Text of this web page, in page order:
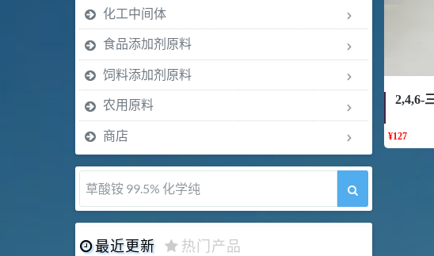
2,4,6-
¥127
化工中间体
食品添加剂原料
饲料添加剂原料
农用原料
商店
5-甲氧基吲哚 98%
最近更新 热门产品